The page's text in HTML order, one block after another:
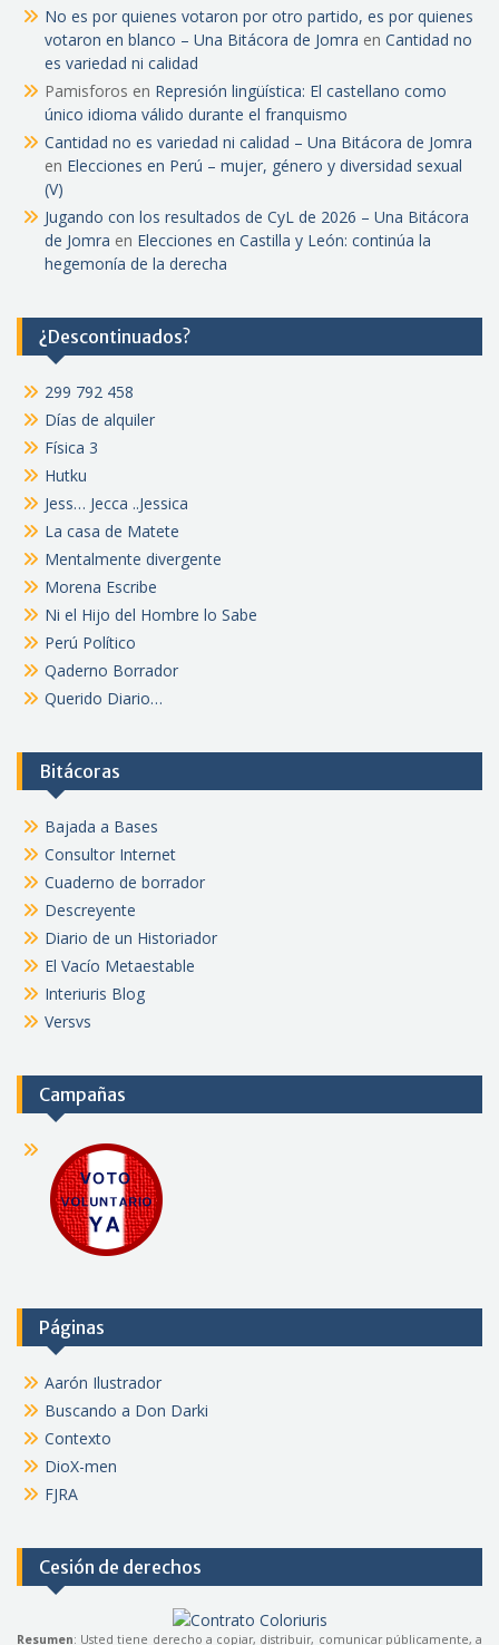
No es por quienes votaron por otro partido, es por quienes
votaron en blanco – Una Bitácora de Jomra en Cantidad no
es variedad ni calidad
Pamisforos en Represión lingüística: El castellano como
único idioma válido durante el franquismo
Cantidad no es variedad ni calidad – Una Bitácora de Jomra
en Elecciones en Perú – mujer, género y diversidad sexual
(V)
Jugando con los resultados de CyL de 2026 – Una Bitácora
de Jomra en Elecciones en Castilla y León: continúa la
hegemonía de la derecha
¿Descontinuados?
299 792 458
Días de alquiler
Física 3
Hutku
Jess… Jecca ..Jessica
La casa de Matete
Mentalmente divergente
Morena Escribe
Ni el Hijo del Hombre lo Sabe
Perú Político
Qaderno Borrador
Querido Diario…
Bitácoras
Bajada a Bases
Consultor Internet
Cuaderno de borrador
Descreyente
Diario de un Historiador
El Vacío Metaestable
Interiuris Blog
Versvs
Campañas
Páginas
Aarón Ilustrador
Buscando a Don Darki
Contexto
DioX-men
FJRA
Cesión de derechos
Resumen: Usted tiene derecho a copiar, distribuir, comunicar públicamente, a